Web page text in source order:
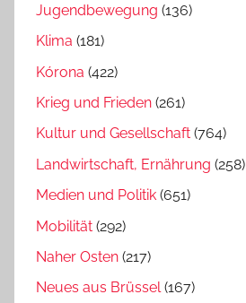
Jugendbewegung (136)
Klima (181)
Kórona (422)
Krieg und Frieden (261)
Kultur und Gesellschaft (764)
Landwirtschaft, Ernährung (258)
Medien und Politik (651)
Mobilität (292)
Naher Osten (217)
Neues aus Brüssel(167)